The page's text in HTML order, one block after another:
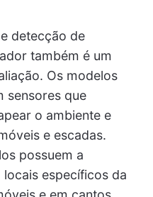
detecção de
também é um
Os modelos
sensores que
o ambiente e
e escadas.
possuem a
específicos da